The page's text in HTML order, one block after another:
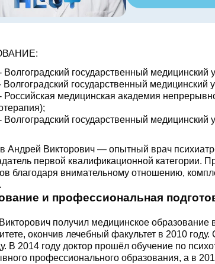
Волгоградский государственный медицинский
Волгоградский государственный медицинский
Российская медицинская академия
Волгоградский государственный медицинский
Андрей Викторович — опытный врач
первой квалификационной категории.
благодаря внимательному отношению,
и профессиональная
получил медицинское образование
окончив лечебный факультет в 2010
В 2014 году доктор прошёл обучение по
профессионального образования, а в